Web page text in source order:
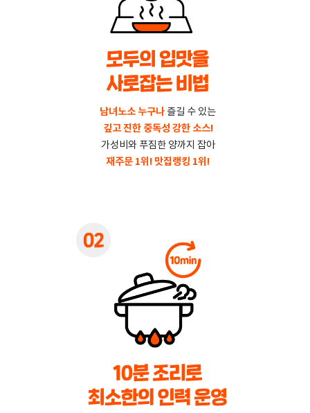
남녀노소 누구나 즐길 수 있는
깊고 진한 중독성 강한 소스!
가성비와 푸짐한 양까지 잡아
재주문 1위! 맛집랭킹 1위!